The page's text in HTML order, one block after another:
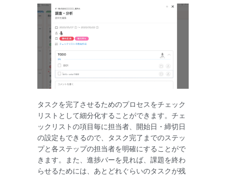
タスクを完了させるためのプロセスをチェック
リストとして細分化することができます。チェ
ックリストの項目毎に担当者、開始日・締切日
の設定もできるので、タスク完了までのステッ
プと各ステップの担当者を明確にすることがで
きます。また、進捗バーを見れば、課題を終わ
らせるためには、あとどれぐらいのタスクが残